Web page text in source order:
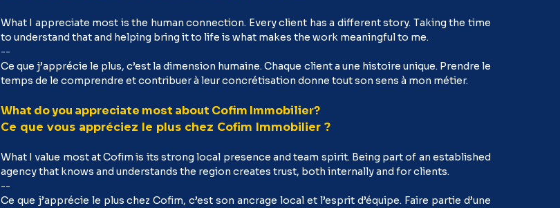
What I appreciate most is the human connection. Every client has a different story. Taking the time
to understand that and helping bring it to life is what makes the work meaningful to me.
--
Ce que j’apprécie le plus, c’est la dimension humaine. Chaque client a une histoire unique. Prendre le
temps de le comprendre et contribuer à leur concrétisation donne tout son sens à mon métier.
What do you appreciate most about Cofim Immobilier?
Ce que vous appréciez le plus chez Cofim Immobilier ?
What I value most at Cofim is its strong local presence and team spirit. Being part of an established
agency that knows and understands the region creates trust, both internally and for clients.
--
Ce que j’apprécie le plus chez Cofim, c’est son ancrage local et l’esprit d’équipe. Faire partie d’une